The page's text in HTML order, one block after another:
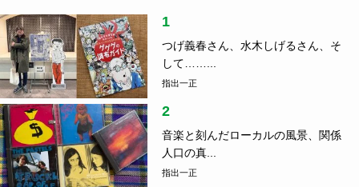
1
つげ義春さん、水木しげるさん、そ
して……...
指出一正
2
音楽と刻んだローカルの風景、関係
人口の真...
指出一正